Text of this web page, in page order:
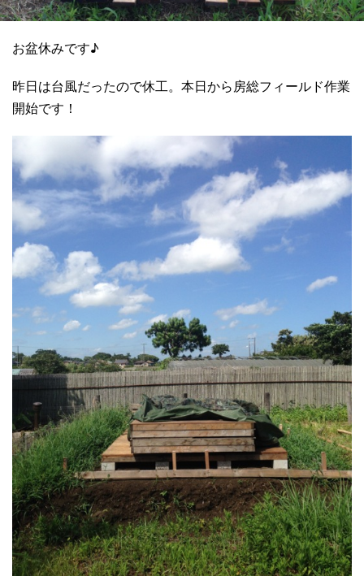
お盆休みです♪
昨日は台風だったので休工。本日から房総フィールド作業
開始です！